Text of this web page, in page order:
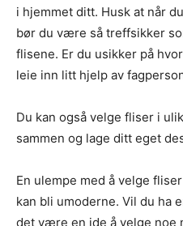
i hjemmet ditt. Husk at når
bør du være så treffsikker
flisene. Er du usikker på
leie inn litt hjelp av
Du kan også velge fliser i
sammen og lage ditt eget
En ulempe med å velge
kan bli umoderne. Vil du ha
det være en ide å velge noe